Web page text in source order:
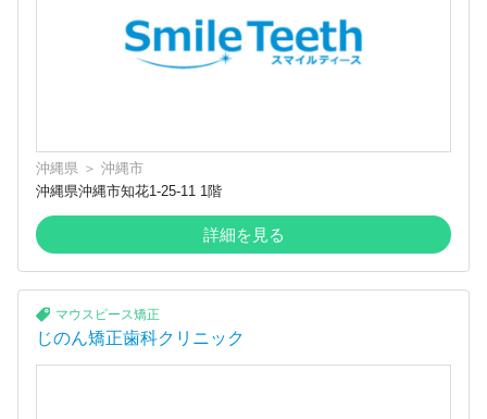
沖縄県 ＞ 沖縄市
沖縄県沖縄市知花1-25-11 1階
詳細を見る
マウスピース矯正
じのん矯正歯科クリニック